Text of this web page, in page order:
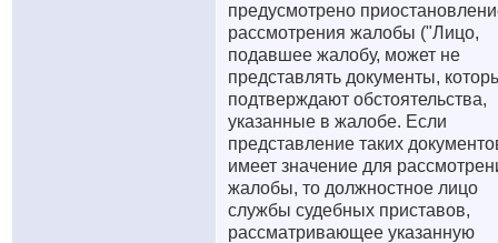
предусмотрено
рассмотрения жалобы ("Лицо,
подавшее жалобу, может не
представлять документы,
подтверждают обстоятельства,
указанные в жалобе. Если
представление таких
имеет значение для
жалобы, то должностное лицо
службы судебных приставов,
рассматривающее указанную